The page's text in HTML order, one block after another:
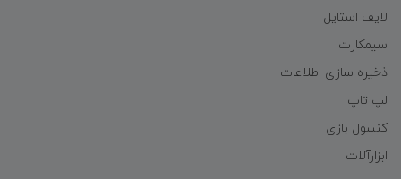
لایف استایل
سیمکارت
ذخیره سازی اطلاعات
لپ تاپ
کنسول بازی
ابزارآلات